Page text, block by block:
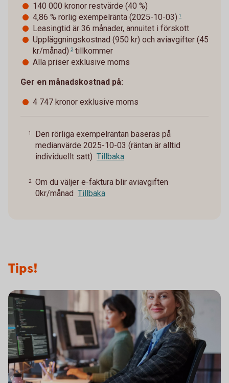
140 000 kronor restvärde (40 %)
4,86 % rörlig exempelränta (2025-10-03) 1
Leasingtid är 36 månader, annuitet i förskott
Uppläggningskostnad (950 kr) och aviavgifter (45
kr/månad) 2tillkommer
Alla priser exklusive moms
Ger en månadskostnad på:
4 747 kronor exklusive moms
1
Den rörliga exempelräntan baseras på
medianvärde 2025-10-03 (räntan är alltid
individuellt satt) Tillbaka
2
Om du väljer e-faktura blir aviavgiften
0kr/månad Tillbaka
Tips!